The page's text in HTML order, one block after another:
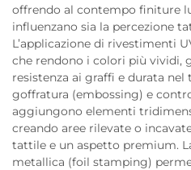
offrendo al contempo finiture
influenzano sia la percezione
L’applicazione di rivestimenti
che rendono i colori più vividi,
resistenza ai graffi e durata nel
goffratura (embossing) e
aggiungono elementi
creando aree rilevate o
tattile e un aspetto premium.
metallica (foil stamping)